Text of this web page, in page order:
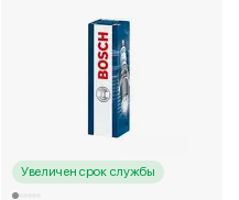
Увеличен срок службы